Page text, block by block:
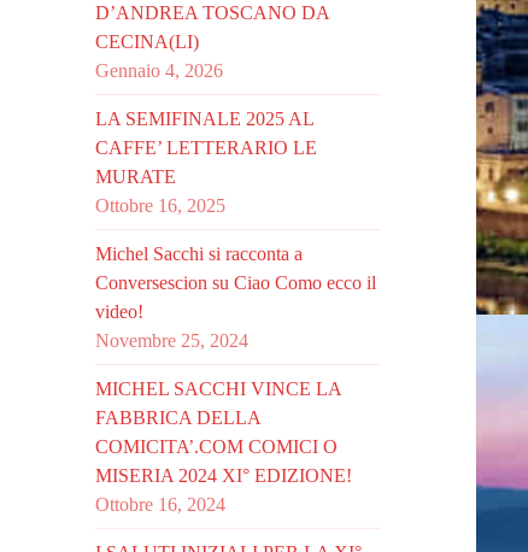
D’ANDREA TOSCANO DA
CECINA(LI)
Gennaio 4, 2026
LA SEMIFINALE 2025 AL
CAFFE’ LETTERARIO LE
MURATE
Ottobre 16, 2025
Michel Sacchi si racconta a
Conversescion su Ciao Como ecco il
video!
Novembre 25, 2024
MICHEL SACCHI VINCE LA
FABBRICA DELLA
COMICITA’.COM COMICI O
MISERIA 2024 XI° EDIZIONE!
Ottobre 16, 2024